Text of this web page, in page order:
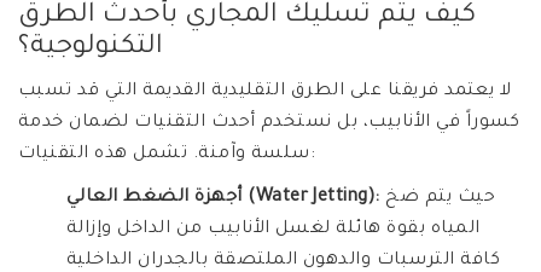
كيف يتم تسليك المجاري بأحدث الطرق
التكنولوجية؟
لا يعتمد فريقنا على الطرق التقليدية القديمة التي قد تسبب
كسوراً في الأنابيب، بل نستخدم أحدث التقنيات لضمان خدمة
سلسة وآمنة. تشمل هذه التقنيات:
أجهزة الضغط العالي (Water Jetting):
المياه بقوة هائلة لغسل الأنابيب من الداخل وإزالة
كافة الترسبات والدهون الملتصقة بالجدران الداخلية